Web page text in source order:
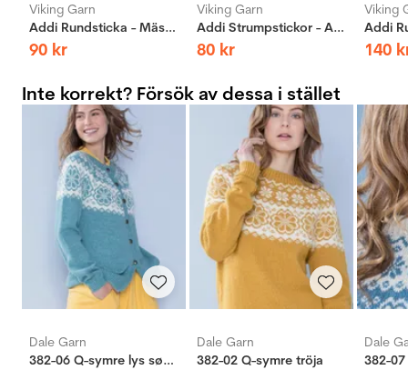
Viking Garn
Addi Rundsticka - Mässing
90 kr
Viking Garn
Addi Strumpstickor - Aluminium
80 kr
Viking
140
Inte korrekt? Försök av dessa i stället
Dale Garn
382-06 Q-symre lys søgrøn kofte
Dale Garn
382-02 Q-symre tröja
Dale